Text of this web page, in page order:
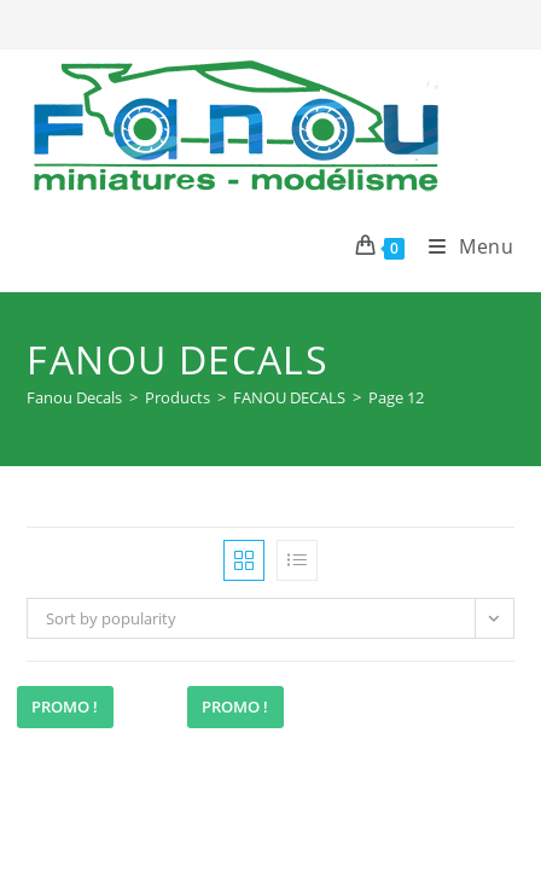
0 Menu
FANOU DECALS
Fanou Decals > Products > FANOU DECALS > Page 12
Sort by popularity
PROMO !
SALE! PROMO !
SALE!